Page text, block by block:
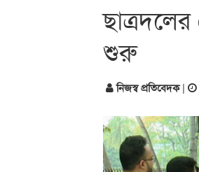
শুরু
নিজস্ব প্রতিবেদক|